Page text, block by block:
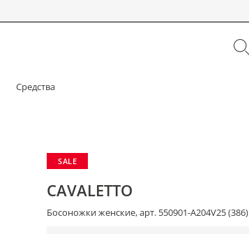
Средства
SALE
CAVALETTO
Босоножки женские, арт. 550901-A204V25 (386)